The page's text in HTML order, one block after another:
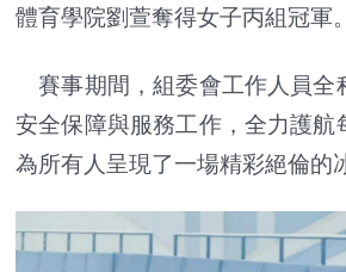
體育學院劉萱奪得女子丙組冠軍。
賽事期間，組委會工作人員全
安全保障與服務工作，全力護航
為所有人呈現了一場精彩絕倫的